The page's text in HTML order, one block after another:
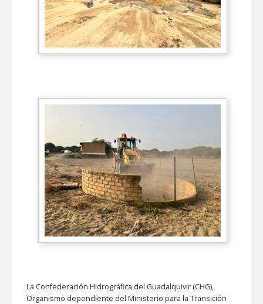
La Confederación Hidrográfica del Guadalquivir (CHG),
Organismo dependiente del Ministerio para la Transición